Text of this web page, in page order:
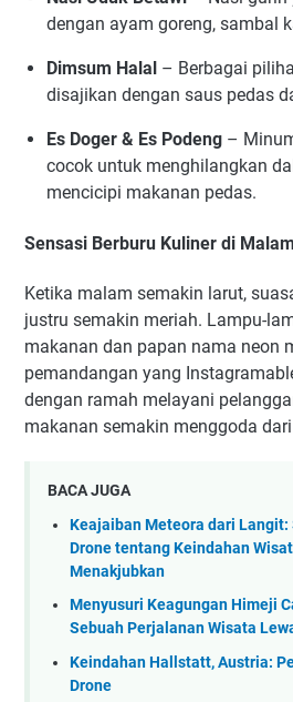
dengan ayam goreng, sambal
Dimsum Halal – Berbagai
disajikan dengan saus pedas
Es Doger & Es Podeng –
cocok untuk menghilangkan
mencicipi makanan pedas.
Sensasi Berburu Kuliner di
Ketika malam semakin larut,
justru semakin meriah. Lampu-
makanan dan papan nama neon
pemandangan yang
dengan ramah melayani
makanan semakin menggoda
BACA JUGA
Keajaiban Meteora dari
Drone tentang Keindahan
Menakjubkan
Menyusuri Keagungan Himeji
Sebuah Perjalanan Wisata
Keindahan Hallstatt, Austria:
Drone